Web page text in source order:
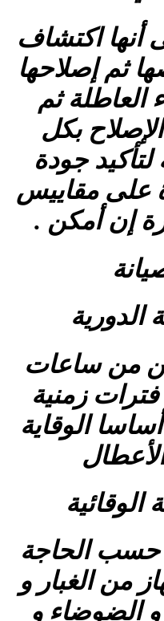
أنها اكتشاف
ثم إصلاحها
العاطلة ثم
بكل
لتأكيد جودة
على مقاييس
إن أمكن .
الدورية
من ساعات
زمنية
الوقاية
الوقائية
الحاجة
من الغبار و
و الضوضاء و